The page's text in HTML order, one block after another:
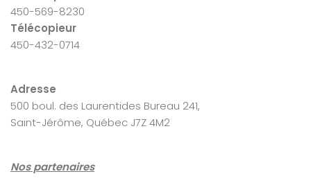
450-569-8230
Télécopieur
450-432-0714
Adresse
500 boul. des Laurentides Bureau 241,
Saint-Jérôme, Québec J7Z 4M2
Nos partenaires